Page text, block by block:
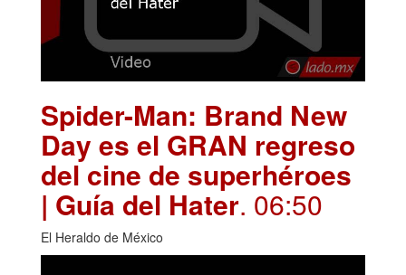
Spider-Man: Brand New
Day es el GRAN regreso
del cine de superhéroes
| Guía del Hater. 06:50
El Heraldo de México